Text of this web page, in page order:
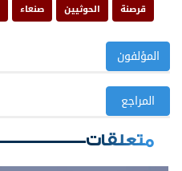
قرصنة الحوثيين صنعاء
المؤلفون
المراجع
متعلقات